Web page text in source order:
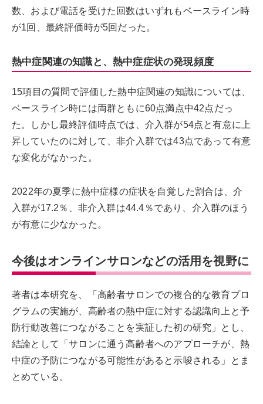
数、および電話を受けた回数はいずれもベースライン時
が1回、最終評価時が5回だった。
熱中症関連の知識と、熱中症症状の発現頻度
15項目の質問で評価した熱中症関連の知識については、
ベースライン時には両群ともに60点満点中42点だっ
た。しかし最終評価時点では、介入群が54点と有意に上
昇していたのに対して、非介入群では43点であって有意
な変化がなかった。
2022年の夏季に熱中症様の症状を自覚した割合は、介
入群が17.2％、非介入群は44.4％であり、介入群のほう
が有意に少なかった。
今後はオンラインサロンなどの活用を視野に
著者は本研究を、「高齢者サロンでの複合的な教育プロ
グラムの実施が、高齢者の熱中症に対する認識向上と予
防行動改善につながることを実証した初の研究」とし、
結論として「サロンに通う高齢者へのアプローチが、熱
中症の予防につながる可能性があると示唆される」とま
とめている。